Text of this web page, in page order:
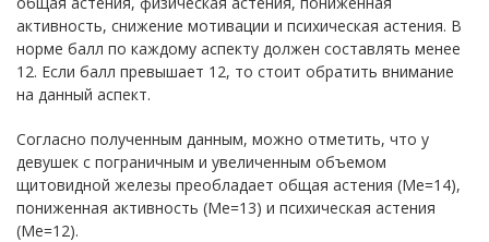
активность, снижение мотивации и психическая астения. В
норме балл по каждому аспекту должен составлять менее
12. Если балл превышает 12, то стоит обратить внимание
на данный аспект.
Согласно полученным данным, можно отметить, что у
девушек с пограничным и увеличенным объемом
щитовидной железы преобладает общая астения (Me=14),
пониженная активность (Me=13) и психическая астения
(Me=12).